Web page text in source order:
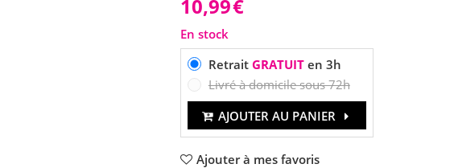
10,99€
En stock
Retrait GRATUITen 3h
Livré à domicile sous 72h
AJOUTER AU PANIER
Ajouter à mes favoris